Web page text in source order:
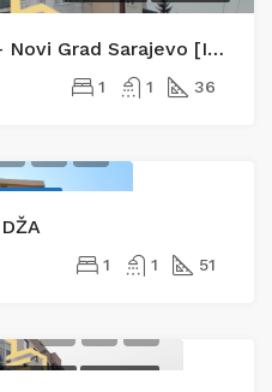
Stan 36 m2 – Švrakino – Novi Grad Sarajevo [Iznajmljivanje]
1 1 36
1 1 51